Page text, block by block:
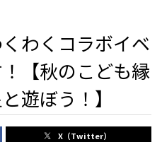
わくコラボイベ
【秋のこども縁
遊ぼう！】
X（Twitter）